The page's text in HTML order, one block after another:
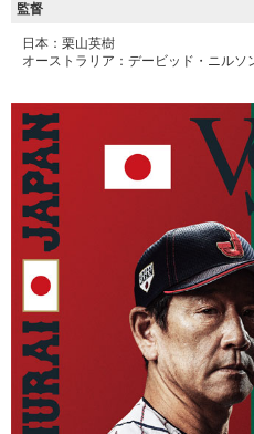
監督
日本：栗山英樹
オーストラリア：デービッド・ニルソ